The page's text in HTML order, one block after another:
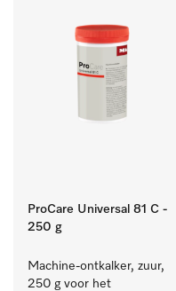
ProCare Universal 81 C -
250 g
Machine-ontkalker, zuur,
250 g voor het